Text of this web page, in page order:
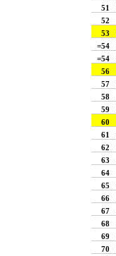
51
52
53
=54
=54
56
57
58
59
60
61
62
63
64
65
66
67
68
69
70